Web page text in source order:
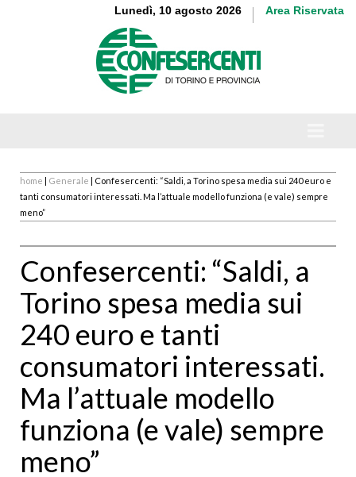
Lunedì, 10 agosto 2026 Area Riservata
home | Generale | Confesercenti: “Saldi, a Torino spesa media sui 240 euro e
tanti consumatori interessati. Ma l’attuale modello funziona (e vale) sempre
meno”
Confesercenti: “Saldi, a
Torino spesa media sui
240 euro e tanti
consumatori interessati.
Ma l’attuale modello
funziona (e vale) sempre
meno”